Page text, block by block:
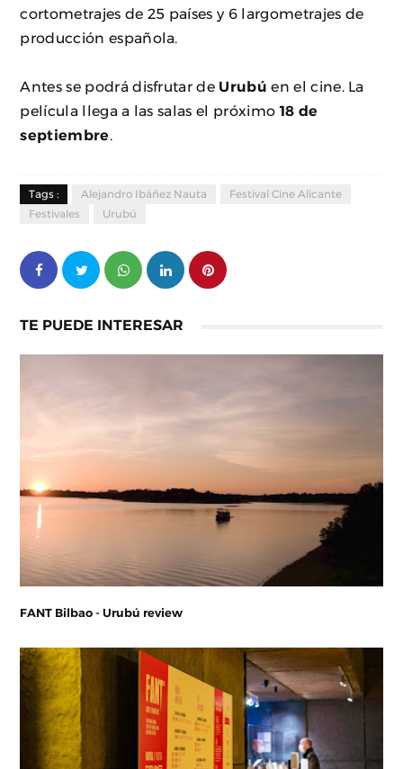
cortometrajes de 25 países y 6 largometrajes de
producción española.
Antes se podrá disfrutar de Urubú en el cine. La
película llega a las salas el próximo18 de
septiembre
Tags : Alejandro Ibáñez Nauta
Festival Cine Alicante
Festivales
Urubú
TE PUEDE INTERESAR
FANT Bilbao - Urubú review